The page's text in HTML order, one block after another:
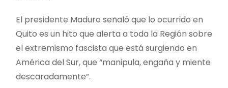
El presidente Maduro señaló que lo ocurrido en
Quito es un hito que alerta a toda la Región sobre
el extremismo fascista que está surgiendo en
América del Sur, que “manipula, engaña y miente
descaradamente”.